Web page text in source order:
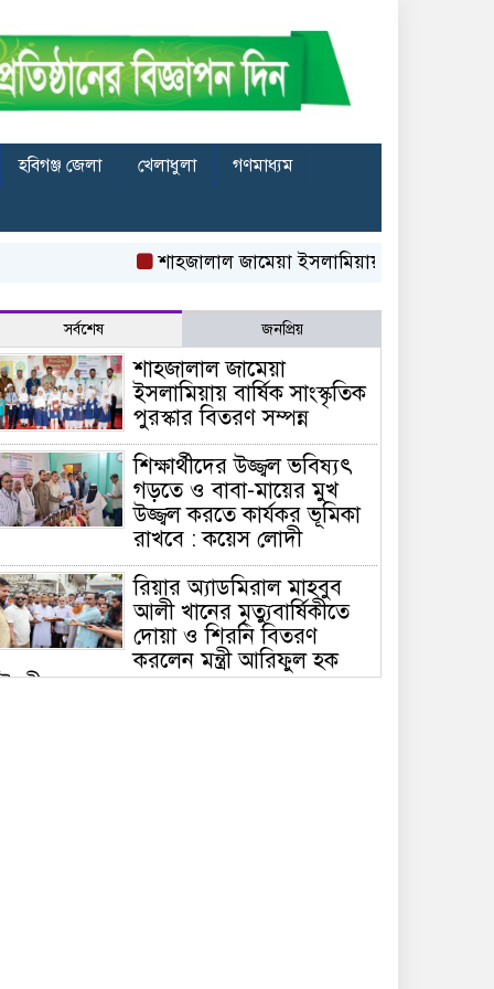
হবিগঞ্জ জেলা খেলাধুলা
গণমাধ্যম
শাহজালাল জামেয়া ইসলামিয়ায় বার্ষিক সাংস্কৃতিক
সর্বশেষ জনপ্রিয়
শাহজালাল জামেয়া
ইসলামিয়ায় বার্ষিক সাংস্কৃতিক
পুরস্কার বিতরণ সম্পন্ন
শিক্ষার্থীদের উজ্জ্বল ভবিষ্যৎ
গড়তে ও বাবা-মায়ের মুখ
উজ্জ্বল করতে কার্যকর ভূমিকা
রাখবে : কয়েস লোদী
রিয়ার অ্যাডমিরাল মাহবুব
আলী খানের মৃত্যুবার্ষিকীতে
দোয়া ও শিরনি বিতরণ
করলেন মন্ত্রী আরিফুল হক